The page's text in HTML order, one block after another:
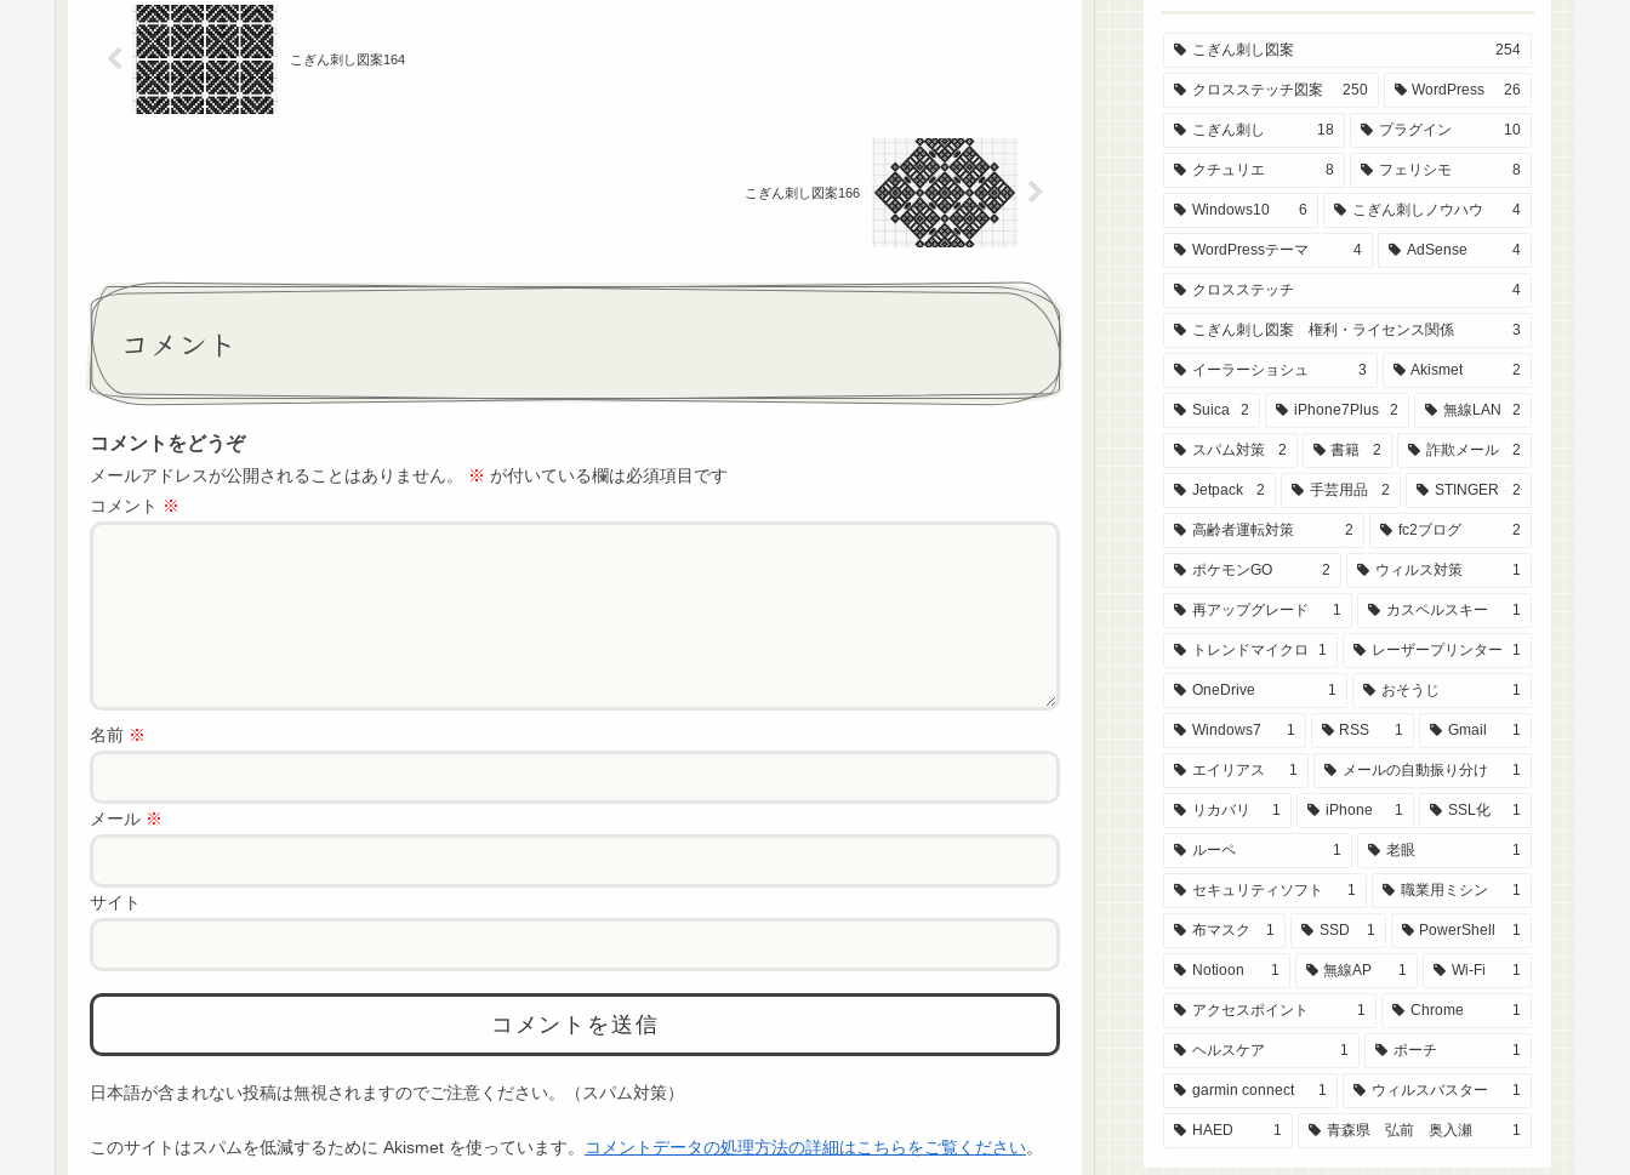
こぎん刺し図案164
こぎん刺し図案166
コメント
コメントをどうぞ
メールアドレスが公開されることはありません。 ※ が付いている欄は必須項目です
コメント ※
名前 ※
メール ※
サイト
日本語が含まれない投稿は無視されますのでご注意ください。（スパム対策）
このサイトはスパムを低減するために Akismet を使っています。 コメントデータの処理方法の詳細はこちらをご覧ください。
こぎん刺し図案 254
クロスステッチ図案 250 WordPress 26
こぎん刺し 18 プラグイン 10
クチュリエ 8 フェリシモ 8
Windows10 6 こぎん刺しノウハウ 4
WordPressテーマ 4 AdSense 4
クロスステッチ 4
こぎん刺し図案 権利・ライセンス関係 3
イーラーショシュ 3 Akismet 2
Suica 2 iPhone7Plus 2 無線LAN 2
スパム対策 2 書籍 2 詐欺メール 2
Jetpack 2 手芸用品 2 STINGER 2
高齢者運転対策 2 fc2ブログ 2
ポケモンGO 2 ウィルス対策 1
再アップグレード 1 カスペルスキー 1
トレンドマイクロ 1 レーザープリンター 1
OneDrive 1 おそうじ 1
Windows7 1 RSS 1 Gmail 1
エイリアス 1 メールの自動振り分け 1
リカバリ 1 iPhone 1 SSL化 1
ルーペ 1 老眼 1
セキュリティソフト 1 職業用ミシン 1
布マスク 1 SSD 1 PowerShell 1
Notioon 1 無線AP 1 Wi-Fi 1
アクセスポイント 1 Chrome 1
ヘルスケア 1 ポーチ 1
garmin connect 1 ウィルスバスター 1
HAED 1 青森県 弘前 奥入瀬 1